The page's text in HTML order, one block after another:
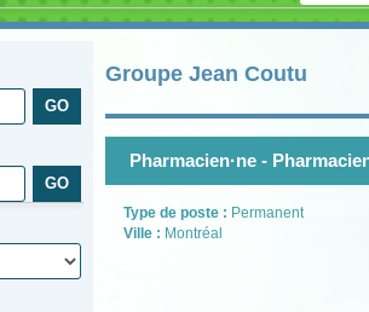
Groupe Jean Coutu
Pharmacien·ne -
Type de poste : Permanent
Ville : Montréal